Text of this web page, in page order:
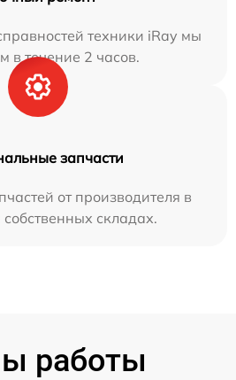
техники iRay мы
в течение 2 часов.
запчасти
от производителя в
складах.
работы